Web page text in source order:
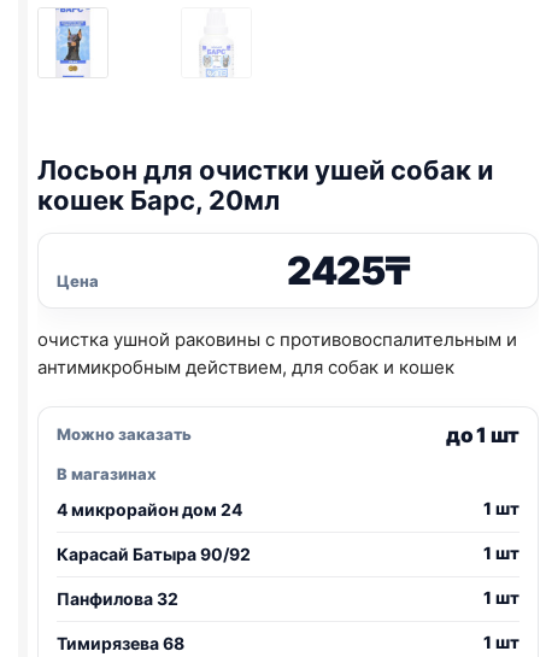
Лосьон для очистки ушей собак и
кошек Барс, 20мл
Цена 2425₸
очистка ушной раковины с противовоспалительным и
антимикробным действием, для собак и кошек
Можно заказать до 1 шт
В магазинах
4 микрорайон дом 24 1 шт
Карасай Батыра 90/92 1 шт
Панфилова 32 1 шт
Тимирязева 68 1 шт